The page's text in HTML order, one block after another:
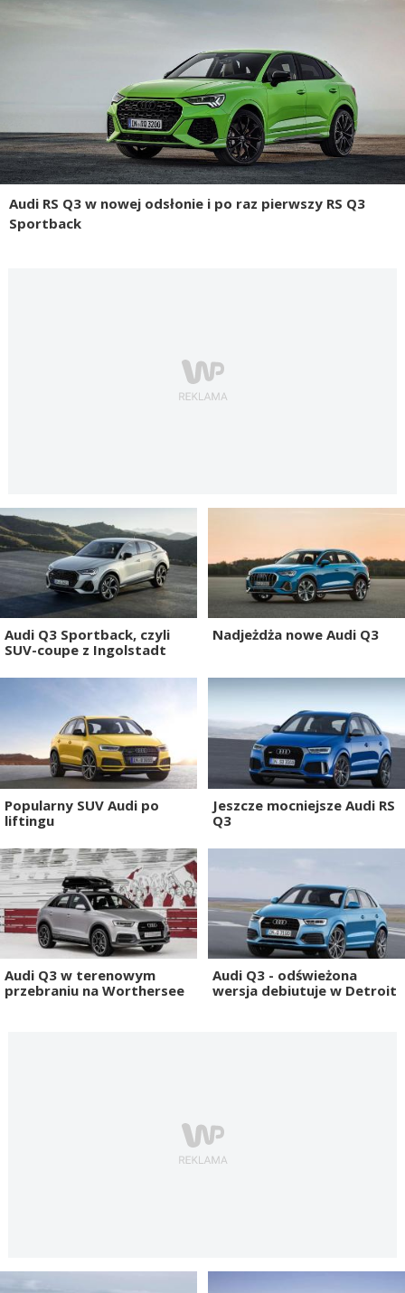
Audi RS Q3 w nowej odsłonie i po raz pierwszy RS Q3
Sportback
Audi Q3 Sportback, czyli
SUV-coupe z Ingolstadt
Nadjeżdża nowe Audi Q3
Popularny SUV Audi po
liftingu
Jeszcze mocniejsze Audi RS
Q3
Audi Q3 w terenowym
przebraniu na Worthersee
Audi Q3 - odświeżona
wersja debiutuje w Detroit